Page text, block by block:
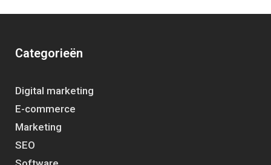
Categorieën
Digital marketing
E-commerce
Marketing
SEO